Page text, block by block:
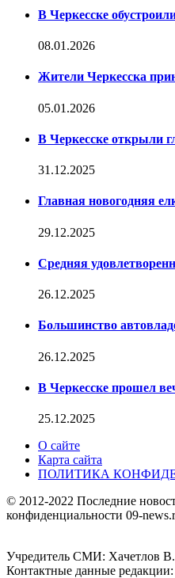
В Черкесске
08.01.2026
Жители Черкесска
05.01.2026
В Черкесске открыли
31.12.2025
Главная новогодняя
29.12.2025
Средняя
26.12.2025
Большинство
26.12.2025
В Черкесске прошел
25.12.2025
О сайте
Карта сайта
ПОЛИТИКА
© 2012-2022 Последние
конфиденциальности 09-
Учредитель СМИ: Хaчeтлoв
Контактные данные